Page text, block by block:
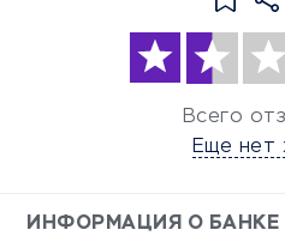
Всего
Еще нет
ИНФОРМАЦИЯ О БАНКЕ